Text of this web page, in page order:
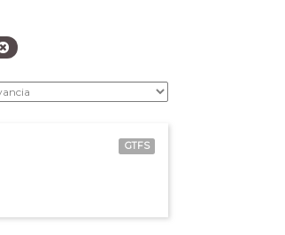
GTFS